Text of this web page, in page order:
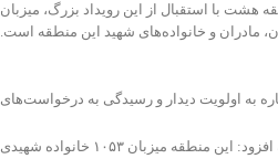
منطقه هشت با استقبال از این رویداد بزرگ، میزبان
مادران و خانواده‌های شهید این منطقه است.
به اولویت دیدار و رسیدگی به درخواست‌های
پدران و مادران شهید در این منطقه افزود: این منطقه میزبان ۱۰۵۳ خانواده شهیدی